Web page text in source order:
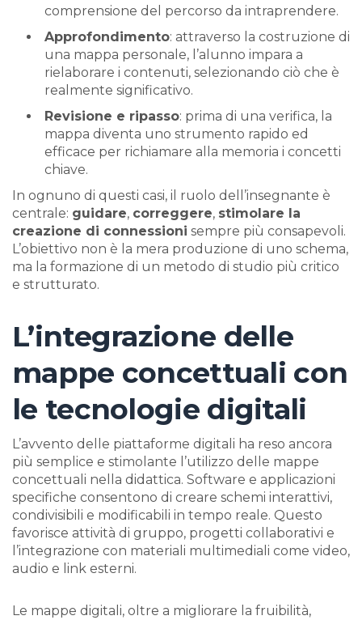
comprensione del percorso da intraprendere.
Approfondimento: attraverso la costruzione di
una mappa personale, l’alunno impara a
rielaborare i contenuti, selezionando ciò che è
realmente significativo.
Revisione e ripasso: prima di una verifica, la
mappa diventa uno strumento rapido ed
efficace per richiamare alla memoria i concetti
chiave.
In ognuno di questi casi, il ruolo dell’insegnante è
centrale: guidare, correggere, stimolare la
creazione di connessioni sempre più consapevoli.
L’obiettivo non è la mera produzione di uno schema,
ma la formazione di un metodo di studio più critico
e strutturato.
L’integrazione delle
mappe concettuali con
le tecnologie digitali
L’avvento delle piattaforme digitali ha reso ancora
più semplice e stimolante l’utilizzo delle mappe
concettuali nella didattica. Software e applicazioni
specifiche consentono di creare schemi interattivi,
condivisibili e modificabili in tempo reale. Questo
favorisce attività di gruppo, progetti collaborativi e
l’integrazione con materiali multimediali come video,
audio e link esterni.
Le mappe digitali, oltre a migliorare la fruibilità,